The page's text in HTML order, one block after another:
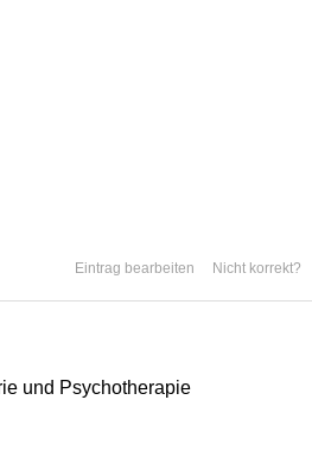
Nicht korrekt?
Eintrag bearbeiten
und Psychotherapie